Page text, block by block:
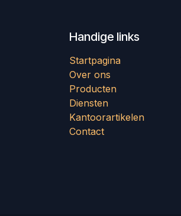
Handige links
Startpagina
Over ons
Producten
Diensten
Kantoorartikelen
Contact